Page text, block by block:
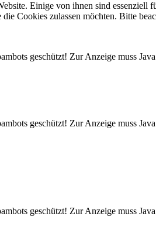
geschützt! Zur Anzeige muss
geschützt! Zur Anzeige muss
geschützt! Zur Anzeige muss
Einige von ihnen sind essenziell
die Cookies zulassen möchten. Bitte